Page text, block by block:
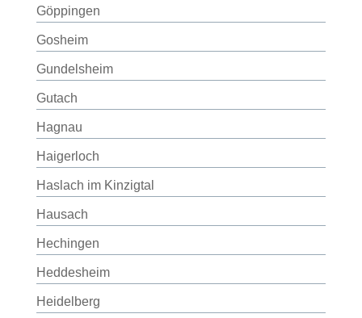
Göppingen
Gosheim
Gundelsheim
Gutach
Hagnau
Haigerloch
Haslach im Kinzigtal
Hausach
Hechingen
Heddesheim
Heidelberg